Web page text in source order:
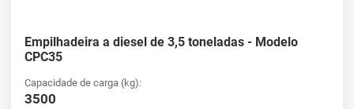
Empilhadeira a diesel de 3,5 toneladas - Modelo
CPC35
Capacidade de carga (kg):
3500